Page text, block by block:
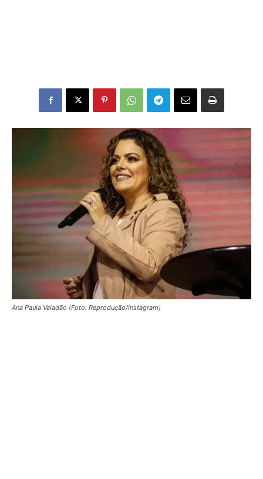
Ana Paula Valadão (Foto: Reprodução/Instagram)